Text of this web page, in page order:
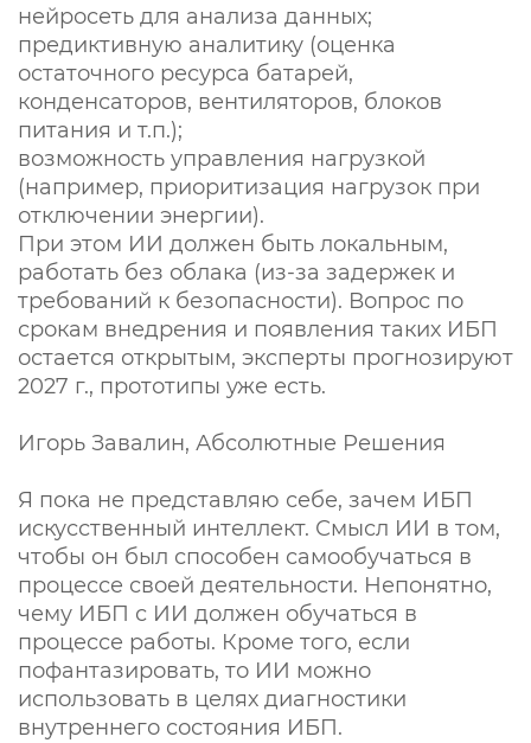
нейросеть для анализа данных;
предиктивную аналитику (оценка
остаточного ресурса батарей,
конденсаторов, вентиляторов, блоков
питания и т.п.);
возможность управления нагрузкой
(например, приоритизация нагрузок при
отключении энергии).
При этом ИИ должен быть локальным,
работать без облака (из-за задержек и
требований к безопасности). Вопрос по
срокам внедрения и появления таких ИБП
остается открытым, эксперты прогнозируют
2027 г., прототипы уже есть.
Игорь Завалин, Абсолютные Решения
Я пока не представляю себе, зачем ИБП
искусственный интеллект. Смысл ИИ в том,
чтобы он был способен самообучаться в
процессе своей деятельности. Непонятно,
чему ИБП с ИИ должен обучаться в
процессе работы. Кроме того, если
пофантазировать, то ИИ можно
использовать в целях диагностики
внутреннего состояния ИБП.